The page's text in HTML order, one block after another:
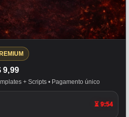
9,99
+ Scripts • Pagamento único
⏳ 9:53